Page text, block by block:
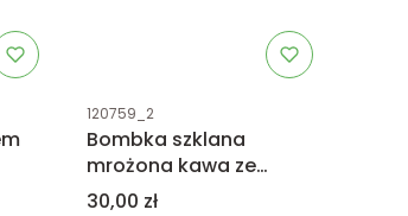
Kod produktu
120759_2
Bombka szklana
mrożona kawa ze
śmietaną
Cena
30,00 zł